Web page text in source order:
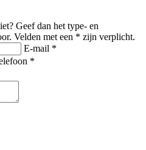
Geef dan het type- en
Velden met een * zijn verplicht.
E-mail *
*